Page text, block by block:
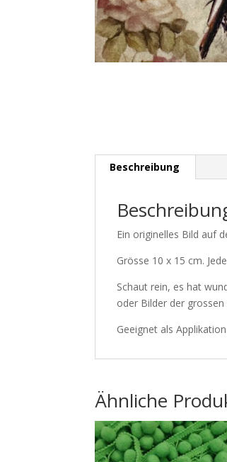
Beschreibung
Ein originelles Bild auf
Grösse 10 x 15 cm.
Schaut rein, es hat
oder Bilder der
Geeignet als
Ähnliche